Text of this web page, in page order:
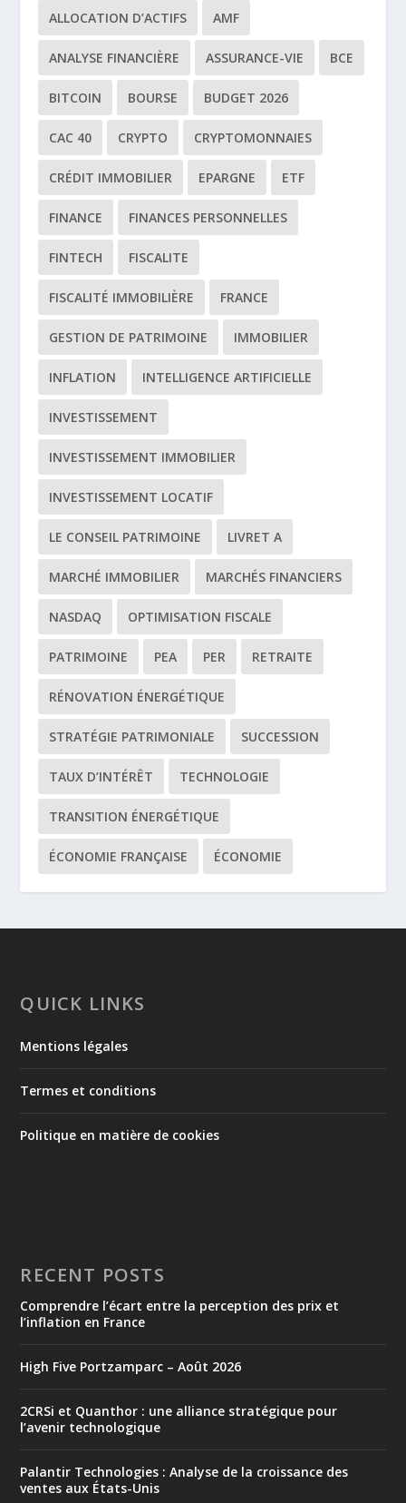
ALLOCATION D’ACTIFS AMF
ANALYSE FINANCIÈRE ASSURANCE-VIE BCE
BITCOIN BOURSE BUDGET 2026
CAC 40 CRYPTO CRYPTOMONNAIES
CRÉDIT IMMOBILIER EPARGNE ETF
FINANCE FINANCES PERSONNELLES
FINTECH FISCALITE
FISCALITÉ IMMOBILIÈRE FRANCE
GESTION DE PATRIMOINE IMMOBILIER
INFLATION INTELLIGENCE ARTIFICIELLE
INVESTISSEMENT
INVESTISSEMENT IMMOBILIER
INVESTISSEMENT LOCATIF
LE CONSEIL PATRIMOINE LIVRET A
MARCHÉ IMMOBILIER MARCHÉS FINANCIERS
NASDAQ OPTIMISATION FISCALE
PATRIMOINE PEA PER RETRAITE
RÉNOVATION ÉNERGÉTIQUE
STRATÉGIE PATRIMONIALE SUCCESSION
TAUX D’INTÉRÊT TECHNOLOGIE
TRANSITION ÉNERGÉTIQUE
ÉCONOMIE FRANÇAISE ÉCONOMIE
QUICK LINKS
Mentions légales
Termes et conditions
Politique en matière de cookies
RECENT POSTS
Comprendre l’écart entre la perception des prix et
l’inflation en France
High Five Portzamparc – Août 2026
2CRSi et Quanthor : une alliance stratégique pour
l’avenir technologique
Palantir Technologies : Analyse de la croissance des
ventes aux États-Unis